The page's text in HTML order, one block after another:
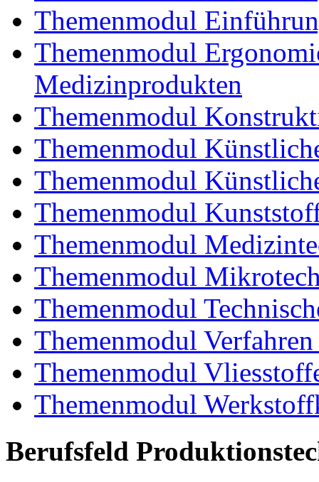
Themenmodul
Themenmodul
Medizinprodukten
Themenmodul
Themenmodul
Themenmodul
Themenmodul
Themenmodul
Themenmodul
Themenmodul
Themenmodul
Themenmodul
Themenmodul
Berufsfeld